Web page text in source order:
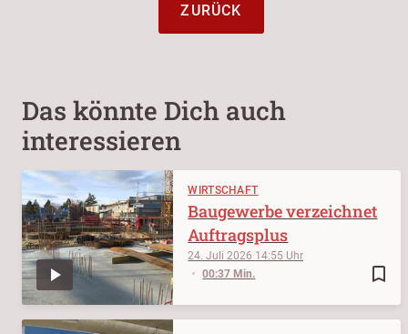
ZURÜCK
Das könnte Dich auch
interessieren
WIRTSCHAFT
bookmark_border
24. Juli 2026 14:55
00:37 Min.
Baugewerbe verzeichnet
Auftragsplus